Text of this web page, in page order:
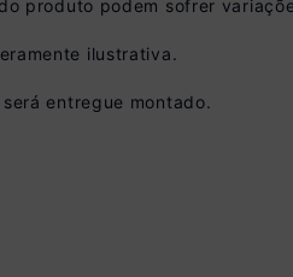
Pix
produto podem sofrer
ilustrativa.
entregue montado.